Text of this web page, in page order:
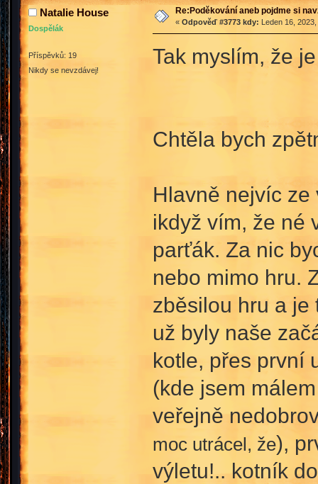
Natalie House
Dospělák
Příspěvků: 19
Nikdy se nevzdávej!
Re:Poděkování aneb pojdme si
« Odpověď #3773 kdy: Leden 16,
Tak myslím, že
Chtěla bych
Hlavně nejvíc
ikdyž vím, že né
parťák. Za nic
nebo mimo hru.
zběsilou hru a
už byly naše
kotle, přes první
(kde jsem
veřejně
moc utrácel, že),
výletu!.. kotník